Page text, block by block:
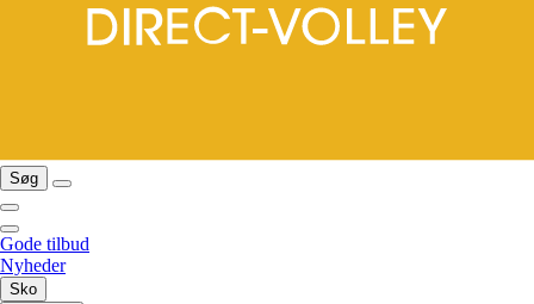
Søg
Gode tilbud
Nyheder
Sko